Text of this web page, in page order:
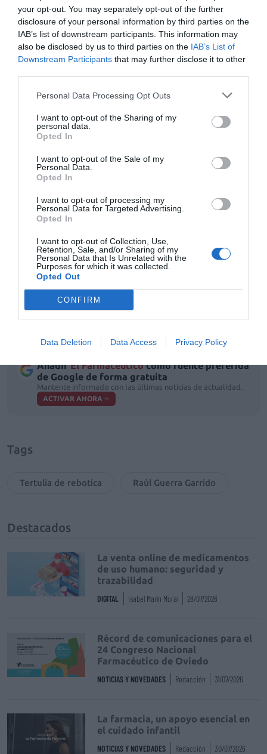
your opt-out. You may separately opt-out of the further
disclosure of your personal information by third parties on the
IAB’s list of downstream participants. This information may
also be disclosed by us to third parties on the IAB’s List of
Downstream Participants that may further disclose it to other
Personal Data Processing Opt Outs
I want to opt-out of the Sharing of my
personal data.
Opted In
I want to opt-out of the Sale of my
Personal Data.
Opted In
I want to opt-out of processing my
Personal Data for Targeted Advertising.
Opted In
I want to opt-out of Collection, Use,
Retention, Sale, and/or Sharing of my
Personal Data that Is Unrelated with the
Purposes for which it was collected.
Opted Out
CONFIRM
Data Deletion Data Access Privacy Policy
Nacional de Ciencias Naturales, organismo público
dependiente del CSIC, está plagado de estudios
inexistentes. Son publicaciones con nombres del tipo
´Distorcia y cesárea paradorsal en un caimán de
anteojos´, pero cuando uno acude al número de la
revistaJournal of wildlife and zoo medicineen el que
debería aparecer lo que se encuentra es ´Infección por
realizado por investigadores de la Universidad de
Florida». El que hasta nuestra bibliografía científica sea
la demolición moral es ya un juego de niños de la que
nos defendemos navegando por Internet. La de
malabarismos que hay que hacer para no hablar de los
políticos. La bibliografía científica era hasta hoy un
baluarte de la verdad (con cierto narcisismo, con sus
cosas, pero baluarte) y por contraste daba pie a la
fastuosa bibliografía literaria, falsa pero verosímil y
divertida, con que jugábamos los escritores tratando de
imitar al genial Borges, iniciador del recurso. Por eso,
amigo tertuliano, te agradecería que contases los
mandamientos del decálogo, no estoy seguro de si son
AñadirEl Farmacéuticocomo fuente preferida
de Google de forma gratuita
Mantente informado con las últimas noticias de actualidad.
ACTIVAR AHORA
Tags
Tertulia de rebotica Raúl Guerra Garrido
Destacados
La venta online de medicamentos
de uso humano: seguridad y
trazabilidad
DIGITAL Isabel Marín Moral 28/07/2026
Récord de comunicaciones para el
24 Congreso Nacional
Farmacéutico de Oviedo
NOTICIAS Y NOVEDADES Redacción 31/07/2026
La farmacia, un apoyo esencial en
el cuidado infantil
NOTICIAS Y NOVEDADES Redacción 30/07/2026